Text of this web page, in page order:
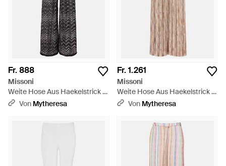
Fr. 888
Missoni
Weite Hose Aus Haekelstrick -
GrauVon Mytheresa
Fr. 1.261
Missoni
Weite Hose Aus Haekelstrick -
Natur
Von Mytheresa